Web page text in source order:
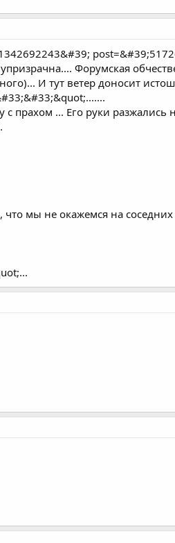
Форумская
И тут ветер доносит
прахом ... Его руки разжались
мы не окажемся на соседних